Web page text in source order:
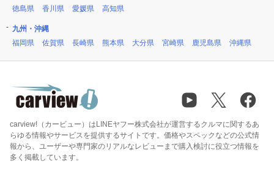
徳島県
香川県 愛媛県 高知県
九州・沖縄
福岡県
佐賀県 長崎県 熊本県 大分県 宮崎県 鹿児島県 沖縄県
carview!（カービュー）はLINEヤフー株式会社が運営するクルマに関するあ
らゆる情報やサービスを提供するサイトです。価格やスペックなどの公式情
報から、ユーザーや専門家のリアルなレビューまで購入検討に役立つ情報を
多く掲載しています。